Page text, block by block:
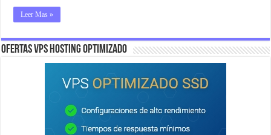
Leer Mas »
OFERTAS VPS HOSTING OPTIMIZADO